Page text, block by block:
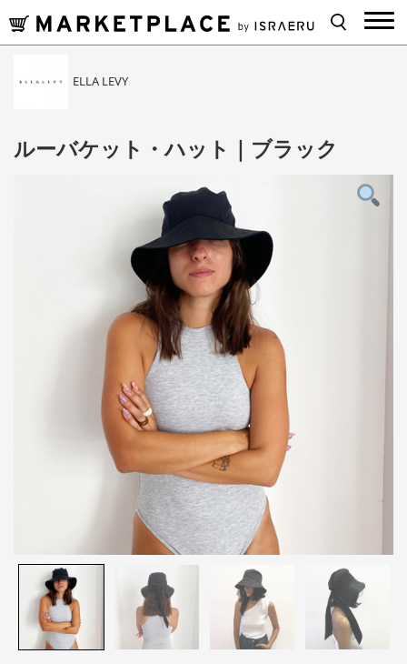
ELLA LEVY
ルーバケット・ハット｜ブラック